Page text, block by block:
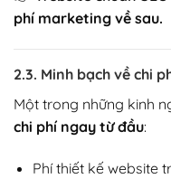
phí marketing về sau.
2.3. Minh bạch về chi
Một trong những kinh
chi phí ngay từ đầu:
Phí thiết kế website